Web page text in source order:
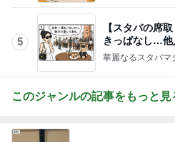
5
【スタバの席
きっぱなし…他
華麗なるスタバマ
このジャンルの記事をもっと見